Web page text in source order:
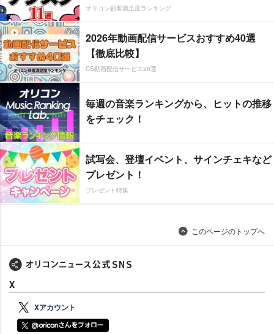
オリコン顧客満足度ランキング
2026年動画配信サービスおすすめ40選
【徹底比較】
CS動画配信サービス20選
毎週の音楽ランキングから、ヒットの推移
をチェック！
試写会、登壇イベント、サインチェキなど
プレゼント！
プレゼント特集
このページのトップへ
X
Xアカウント